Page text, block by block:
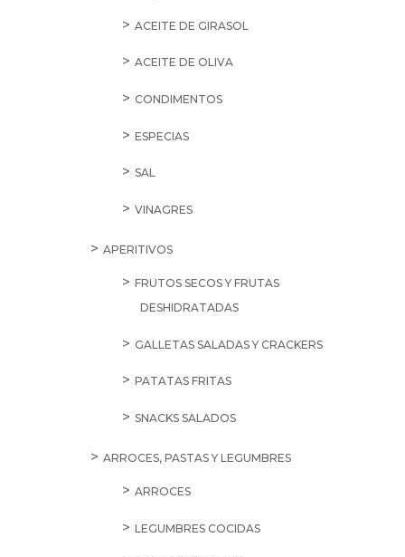
ACEITE DE GIRASOL
ACEITE DE OLIVA
CONDIMENTOS
ESPECIAS
SAL
VINAGRES
APERITIVOS
FRUTOS SECOS Y FRUTAS
DESHIDRATADAS
GALLETAS SALADAS Y CRACKERS
PATATAS FRITAS
SNACKS SALADOS
ARROCES, PASTAS Y LEGUMBRES
ARROCES
LEGUMBRES COCIDAS